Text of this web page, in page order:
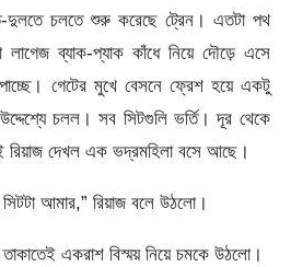
দুলতে চলতে শুরু করেছে ট্রেন। এতটা পথ
ব্যাক-প্যাক কাঁধে নিয়ে দৌড়ে এসে
গেটের মুখে বেসনে ফ্রেশ হয়ে একটু
চলল। সব সিটগুলি ভর্তি। দূর থেকে
রিয়াজ দেখল এক ভদ্রমহিলা বসে আছে।
সিটটা আমার,” রিয়াজ বলে উঠলো।
একরাশ বিস্ময় নিয়ে চমকে উঠলো।